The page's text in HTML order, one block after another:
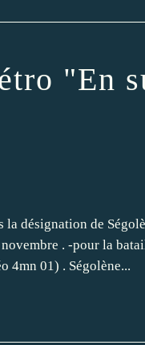
"En
la désignation de
. -pour la
4mn 01) . Ségolène...